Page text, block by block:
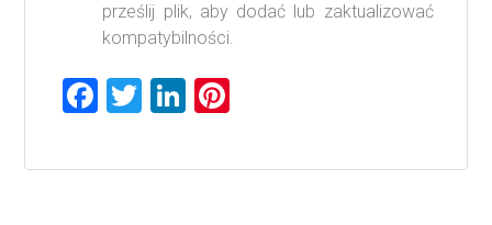
prześlij plik, aby dodać lub zaktualizować
kompatybilności.
F
ce
T
tt
Li
e
er